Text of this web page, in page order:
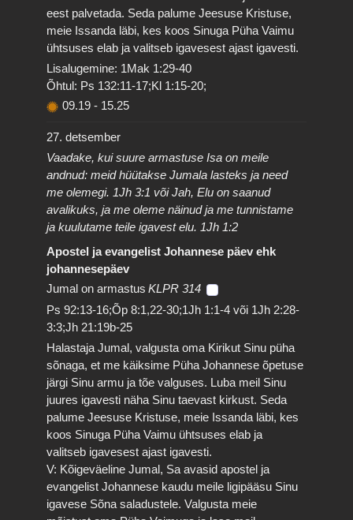
eest palvetada. Seda palume Jeesuse Kristuse,
meie Issanda läbi, kes koos Sinuga Püha Vaimu
ühtsuses elab ja valitseb igavesest ajast igavesti.
Lisalugemine: 1Mak 1:29-40
Õhtul: Ps 132:11-17;Kl 1:15-20;
09.19 - 15.25
27. detsember
Vaadake, kui suure armastuse Isa on meile
andnud: meid hüütakse Jumala lasteks ja need
me olemegi. 1Jh 3:1 või Jah, Elu on saanud
avalikuks, ja me oleme näinud ja me tunnistame
ja kuulutame teile igavest elu. 1Jh 1:2
Apostel ja evangelist Johannese päev ehk
johannesepäev
Jumal on armastus KLPR 314
Ps 92:13-16;Õp 8:1,22-30;1Jh 1:1-4 või 1Jh 2:28-
3:3;Jh 21:19b-25
Halastaja Jumal, valgusta oma Kirikut Sinu püha
sõnaga, et me käiksime Püha Johannese õpetuse
järgi Sinu armu ja tõe valguses. Luba meil Sinu
juures igavesti näha Sinu taevast kirkust. Seda
palume Jeesuse Kristuse, meie Issanda läbi, kes
koos Sinuga Püha Vaimu ühtsuses elab ja
valitseb igavesest ajast igavesti.
V: Kõigeväeline Jumal, Sa avasid apostel ja
evangelist Johannese kaudu meile ligipääsu Sinu
igavese Sõna saladustele. Valgusta meie